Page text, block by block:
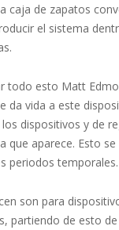
caja de zapatos
el sistema
todo esto Matt
da vida a este
dispositivos y de
que aparece. Esto
periodos temporales.
son para
partiendo de esto